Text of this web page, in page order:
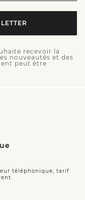
recevoir la
nouveautés et des
peut être
téléphonique, tarif